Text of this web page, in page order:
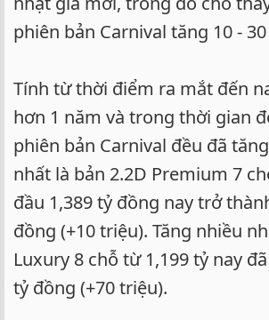
phiên bản Carnival tăng 10 -
Tính từ thời điểm ra mắt đến
hơn 1 năm và trong thời gian
phiên bản Carnival đều đã
nhất là bản 2.2D Premium 7
đầu 1,389 tỷ đồng nay trở
đồng (+10 triệu). Tăng nhiều
Luxury 8 chỗ từ 1,199 tỷ nay
tỷ đồng (+70 triệu).